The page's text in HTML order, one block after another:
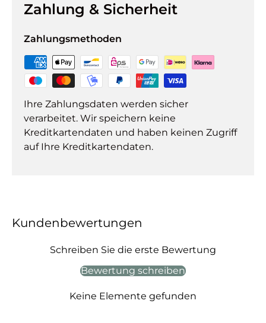
Zahlung & Sicherheit
Zahlungsmethoden
Ihre Zahlungsdaten werden sicher
verarbeitet. Wir speichern keine
Kreditkartendaten und haben keinen Zugriff
auf Ihre Kreditkartendaten.
Kundenbewertungen
Schreiben Sie die erste Bewertung
Bewertung schreiben
Keine Elemente gefunden